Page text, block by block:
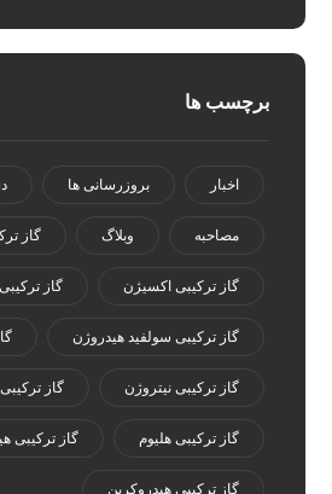
برچسب ها
اخبار بروزرسانی ها
مصاحبه وبلاگ گاز
گاز ترکیبی اکسیژن گاز
گاز ترکیبی سولفید هیدروژن
گاز ترکیبی نیتروژن گاز
گاز ترکیبی هلیوم گاز ترکیبی
گاز ترکیبی هیدروکربن